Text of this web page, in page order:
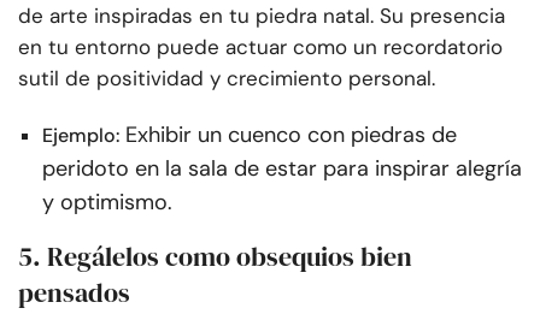
de arte inspiradas en tu piedra natal. Su presencia
en tu entorno puede actuar como un recordatorio
sutil de positividad y crecimiento personal.
Ejemplo: Exhibir un cuenco con piedras de
peridoto en la sala de estar para inspirar alegría
y optimismo.
5. Regálelos como obsequios bien
pensados